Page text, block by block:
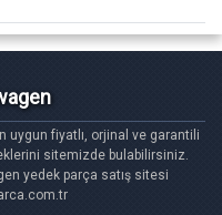
uygun fiyatlı, orjinal ve garantili
sitemizde bulabilirsiniz.
yedek parça satış sitesi